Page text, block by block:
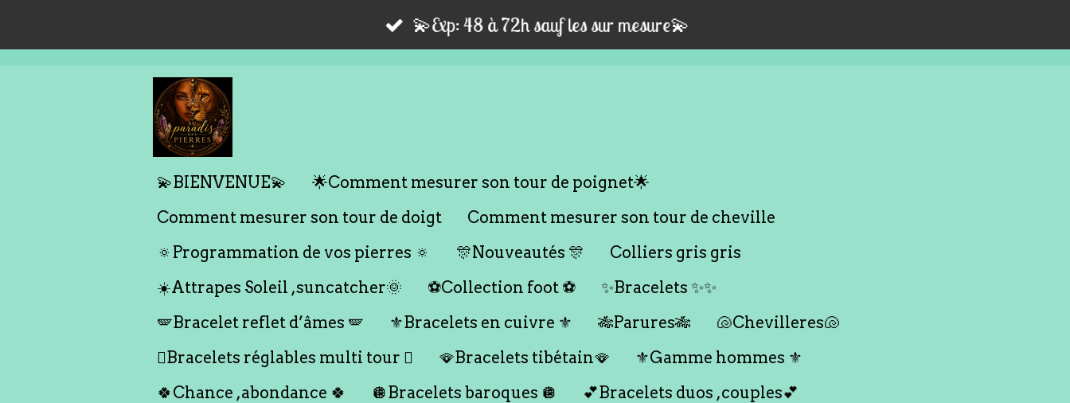
au
💫Exp: 48 à 72h sauf les sur mesure💫
💫BIENVENUE💫
🌟Comment mesurer son tour de poignet🌟
Comment mesurer son tour de doigt
Comment mesurer son tour de cheville
🔅Programmation de vos pierres 🔅
🎊Nouveautés 🎊
Colliers gris gris
☀️Attrapes Soleil ,suncatcher🌞
⚽️Collection foot ⚽️
✨Bracelets ✨✨
🪽Bracelet reflet d’âmes 🪽
⚜️Bracelets en cuivre ⚜️ 🎋Parures🎋
🐚Chevilleres🐚
🪎Bracelets réglables multi tour 🪎
🪭Bracelets tibétain🪭
⚜️Gamme hommes ⚜️
🍀Chance ,abondance 🍀
🪩Bracelets baroques 🪩
💕Bracelets duos ,couples💕